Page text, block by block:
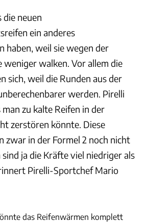
die neuen
ein anderes
haben, weil sie wegen der
weniger walken. Vor allem die
sich, weil die Runden aus der
werden. Pirelli
zu kalte Reifen in der
zerstören könnte. Diese
zwar in der Formel 2 noch nicht
ja die Kräfte viel niedriger als
Pirelli-Sportchef Mario
das Reifenwärmen komplett